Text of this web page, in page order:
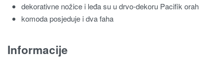
dekorativne nožice i leđa su u drvo-dekoru Pacifik orah
komoda posjeduje i dva faha
Informacije